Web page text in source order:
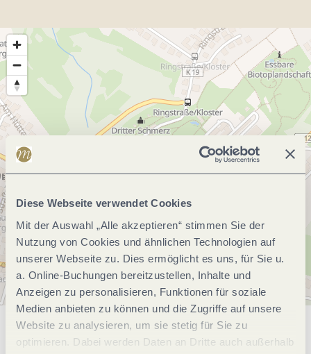
Diese Webseite verwendet Cookies
Mit der Auswahl „Alle akzeptieren“ stimmen Sie der
Nutzung von Cookies und ähnlichen Technologien auf
unserer Webseite zu. Dies ermöglicht es uns, für Sie u.
a. Online-Buchungen bereitzustellen, Inhalte und
Anzeigen zu personalisieren, Funktionen für soziale
Medien anbieten zu können und die Zugriffe auf unsere
Website zu analysieren, um sie stetig für Sie zu
optimieren. Dabei werden Daten an Dritte auch außerhalb
Allgemeine Informationen